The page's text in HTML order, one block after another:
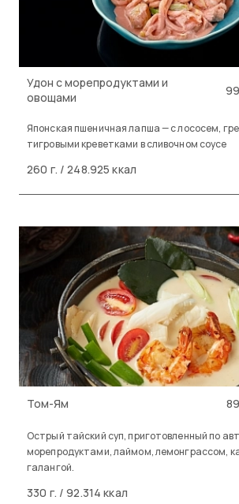
Удон с морепродуктами и
овощами
Японская пшеничная лапша — с лососем,
тигровыми креветками в сливочном соусе
260 г. / 248.925 ккал
Том-Ям
Острый тайский суп, приготовленный по
морепродуктами, лаймом, лемонграссом,
галангой.
330 г. / 92.314 ккал